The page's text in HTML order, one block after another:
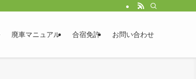
廃車マニュアル 合宿免許 お問い合わせ